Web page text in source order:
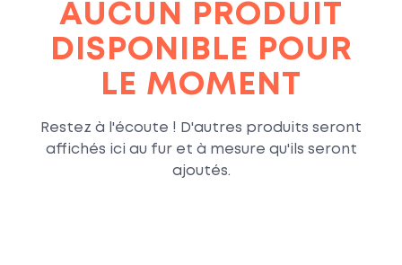
AUCUN PRODUIT
DISPONIBLE POUR
LE MOMENT
Restez à l'écoute ! D'autres produits seront
affichés ici au fur et à mesure qu'ils seront
ajoutés.